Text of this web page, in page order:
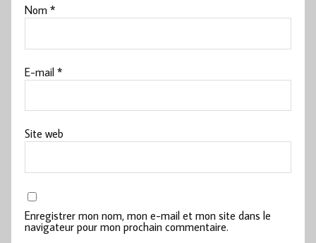
Nom*
E-mail*
Site web
Enregistrer mon nom, mon e-mail et mon site dans le
navigateur pour mon prochain commentaire.